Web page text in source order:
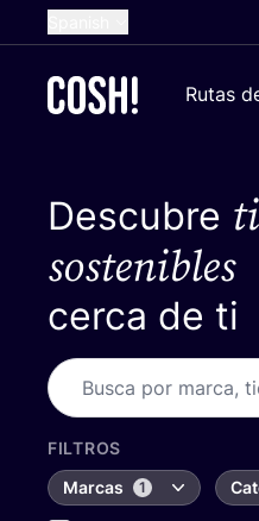
Dutch
German
Rutas
Descubre
sostenibles
cerca de ti
FILTROS
Marcas
1